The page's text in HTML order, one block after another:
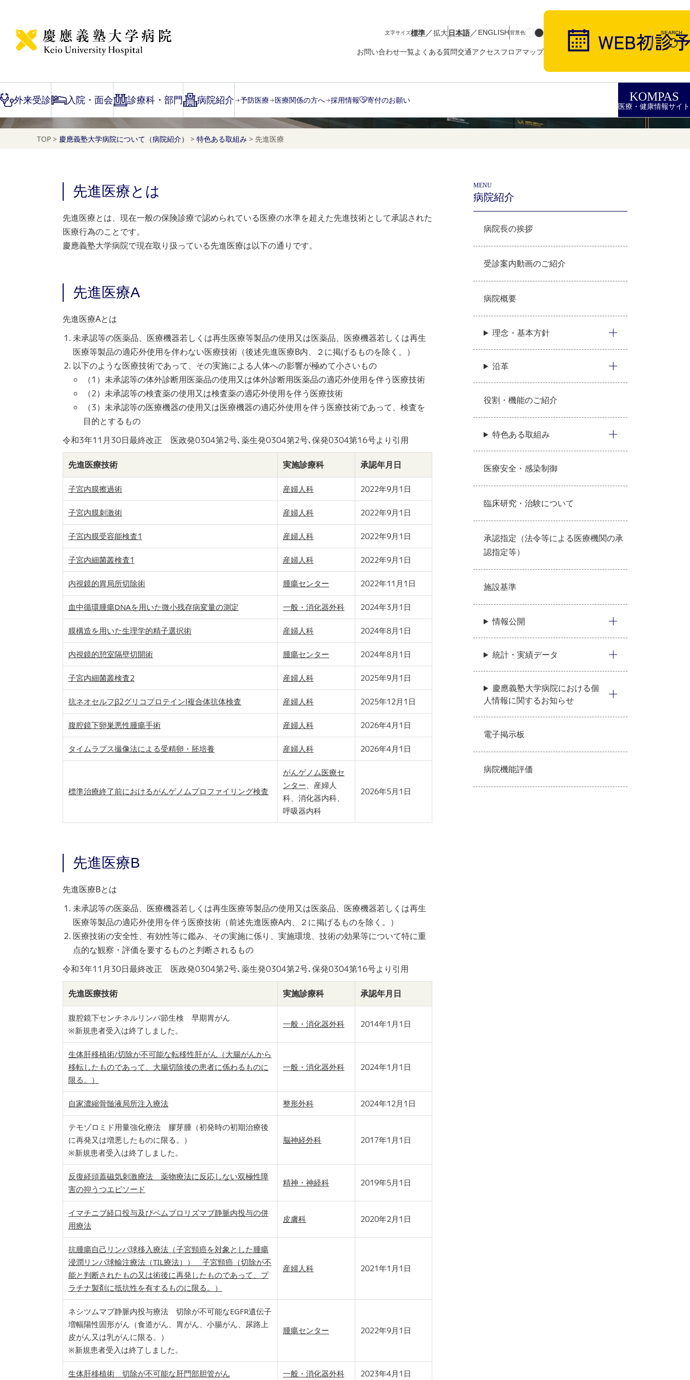
文字サイズ標準／拡大日本語／ENGLISH背景色
お問い合わせ一覧よくある質問交通アクセスフロアマップ
SEARCH
外来受診 入院・面会 診療科・部門 病院紹介 予防医療 医療関係の方へ 採用情報 寄付のお願い KOMPAS
医療・健康情報サイト
TOP > 慶應義塾大学病院について（病院紹介） > 特色ある取組み > 先進医療
先進医療とは
先進医療とは、現在一般の保険診療で認められている医療の水準を超えた先進技術として承認された
医療行為のことです。
慶應義塾大学病院で現在取り扱っている先進医療は以下の通りです。
先進医療A
先進医療Aとは
未承認等の医薬品、医療機器若しくは再生医療等製品の使用又は医薬品、医療機器若しくは再生
医療等製品の適応外使用を伴わない医療技術（後述先進医療B内、２に掲げるものを除く。）
以下のような医療技術であって、その実施による人体への影響が極めて小さいもの
（1） 未承認等の体外診断用医薬品の使用又は体外診断用医薬品の適応外使用を伴う医療技術
（2） 未承認等の検査薬の使用又は検査薬の適応外使用を伴う医療技術
（3） 未承認等の医療機器の使用又は医療機器の適応外使用を伴う医療技術であって、検査を
目的とするもの
令和3年11月30日最終改正 医政発0304第2号､薬生発0304第2号､保発0304第16号より引用
先進医療技術 実施診療科 承認年月日
子宮内膜擦過術 産婦人科 2022年9月1日
子宮内膜刺激術 産婦人科 2022年9月1日
子宮内膜受容能検査1 産婦人科 2022年9月1日
子宮内細菌叢検査1 産婦人科 2022年9月1日
内視鏡的胃局所切除術 腫瘍センター 2022年11月1日
血中循環腫瘍DNAを用いた微小残存病変量の測定 一般・消化器外科 2024年3月1日
膜構造を用いた生理学的精子選択術 産婦人科 2024年8月1日
内視鏡的憩室隔壁切開術 腫瘍センター 2024年8月1日
子宮内細菌叢検査2 産婦人科 2025年9月1日
抗ネオセルフβ2グリコプロテインⅠ複合体抗体検査 産婦人科 2025年12月1日
腹腔鏡下卵巣悪性腫瘍手術 産婦人科 2026年4月1日
タイムラプス撮像法による受精卵・胚培養 産婦人科 2026年4月1日
標準治療終了前におけるがんゲノムプロファイリング検査
がんゲノム医療セ
ンター、産婦人
科、消化器内科、
呼吸器内科
2026年5月1日
先進医療B
先進医療Bとは
未承認等の医薬品、医療機器若しくは再生医療等製品の使用又は医薬品、医療機器若しくは再生
医療等製品の適応外使用を伴う医療技術（前述先進医療A内、２に掲げるものを除く。）
医療技術の安全性、有効性等に鑑み、その実施に係り、実施環境、技術の効果等について特に重
点的な観察・評価を要するものと判断されるもの
令和3年11月30日最終改正 医政発0304第2号､薬生発0304第2号､保発0304第16号より引用
先進医療技術 実施診療科 承認年月日
腹腔鏡下センチネルリンパ節生検 早期胃がん
※新規患者受入は終了しました。
一般・消化器外科 2014年1月1日
生体肝移植術/切除が不可能な転移性肝がん（大腸がんから
移転したものであって、大腸切除後の患者に係わるものに
限る。）
一般・消化器外科 2024年1月1日
自家濃縮骨髄液局所注入療法 整形外科 2024年12月1日
テモゾロミド用量強化療法 膠芽腫（初発時の初期治療後
に再発又は増悪したものに限る。）
※新規患者受入は終了しました。
脳神経外科 2017年1月1日
反復経頭蓋磁気刺激療法 薬物療法に反応しない双極性障
害の抑うつエピソード
精神・神経科 2019年5月1日
イマチニブ経口投与及びペムブロリズマブ静脈内投与の併
用療法
皮膚科 2020年2月1日
抗腫瘍自己リンパ球移入療法（子宮頸癌を対象とした腫瘍
浸潤リンパ球輸注療法（TIL療法）） 子宮頸癌（切除が不
能と判断されたもの又は術後に再発したものであって、プ
ラチナ製剤に抵抗性を有するものに限る。）
産婦人科 2021年1月1日
ネシツムマブ静脈内投与療法 切除が不可能なEGFR遺伝子
増幅陽性固形がん（食道がん、胃がん、小腸がん、尿路上
皮がん又は乳がんに限る。）
※新規患者受入は終了しました。
腫瘍センター 2022年9月1日
生体肝移植術 切除が不可能な肝門部胆管がん 一般・消化器外科 2023年4月1日
MENU
病院紹介
病院長の挨拶
受診案内動画のご紹介
病院概要
理念・基本方針
沿革
役割・機能のご紹介
特色ある取組み
医療安全・感染制御
臨床研究・治験について
承認指定（法令等による医療機関の承
認指定等）
施設基準
情報公開
統計・実績データ
慶應義塾大学病院における個
人情報に関するお知らせ
電子掲示板
病院機能評価